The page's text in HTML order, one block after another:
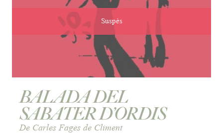
Suspès
BALADA DEL
SABATER D’ORDIS
De Carles Fages de Climent